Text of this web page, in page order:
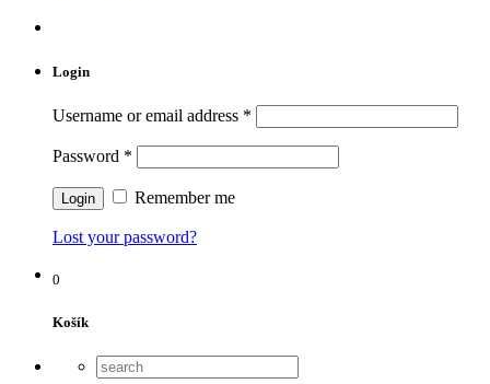
Login
Username or email address *
Password *
Remember me
Lost your password?
0
Košík